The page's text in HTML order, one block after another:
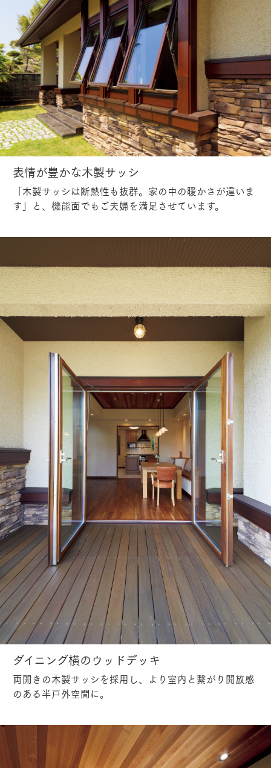
表情が豊かな木製サッシ
「木製サッシは断熱性も抜群。家の中の暖かさが違いま
す」と、機能面でもご夫婦を満足させています。
ダイニング横のウッドデッキ
両開きの木製サッシを採用し、より室内と繋がり開放感
のある半戸外空間に。